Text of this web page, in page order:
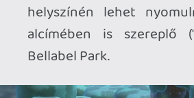
zenész-NPC karaktereknek
megnyitásával), feldíszítve a
hangulatú Bellabel Park környezetét.